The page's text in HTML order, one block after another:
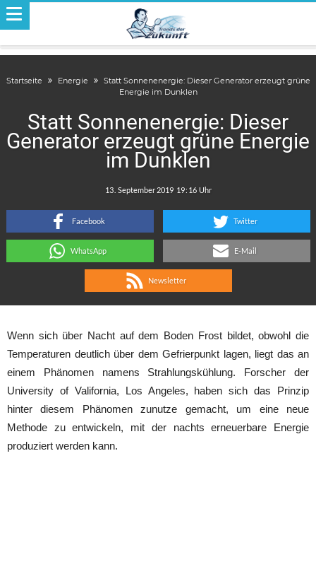
Startseite Energie
Statt Sonnenenergie: Dieser Generator erzeugt grüne
Energie im Dunklen
Statt Sonnenenergie: Dieser
Generator erzeugt grüne Energie
im Dunklen
:
Facebook Twitter
WhatsApp E-Mail
Newsletter
Wenn sich über Nacht auf dem Boden Frost bildet, obwohl die
Temperaturen deutlich über dem Gefrierpunkt lagen, liegt das an
einem Phänomen namens Strahlungskühlung. Forscher der
University of Valifornia, Los Angeles, haben sich das Prinzip
hinter diesem Phänomen zunutze gemacht, um eine neue
Methode zu entwickeln, mit der nachts erneuerbare Energie
produziert werden kann.